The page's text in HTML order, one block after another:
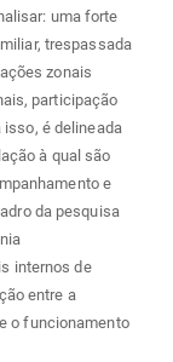
uma forte
trespassada
zonais
participação
isso, é delineada
à qual são
e
da pesquisa
internos de
entre a
o funcionamento